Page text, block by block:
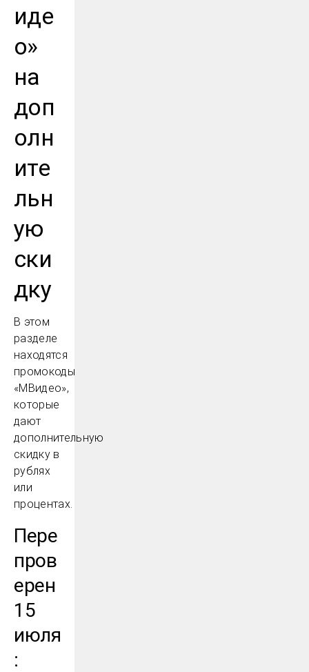
иде
о»
на
доп
олн
ите
льн
ую
ски
дку
В этом
разделе
находятся
промокоды
«МВидео»,
которые
дают
дополнительную
скидку в
рублях
или
процентах.
Пере
пров
ерен
15
июля
: